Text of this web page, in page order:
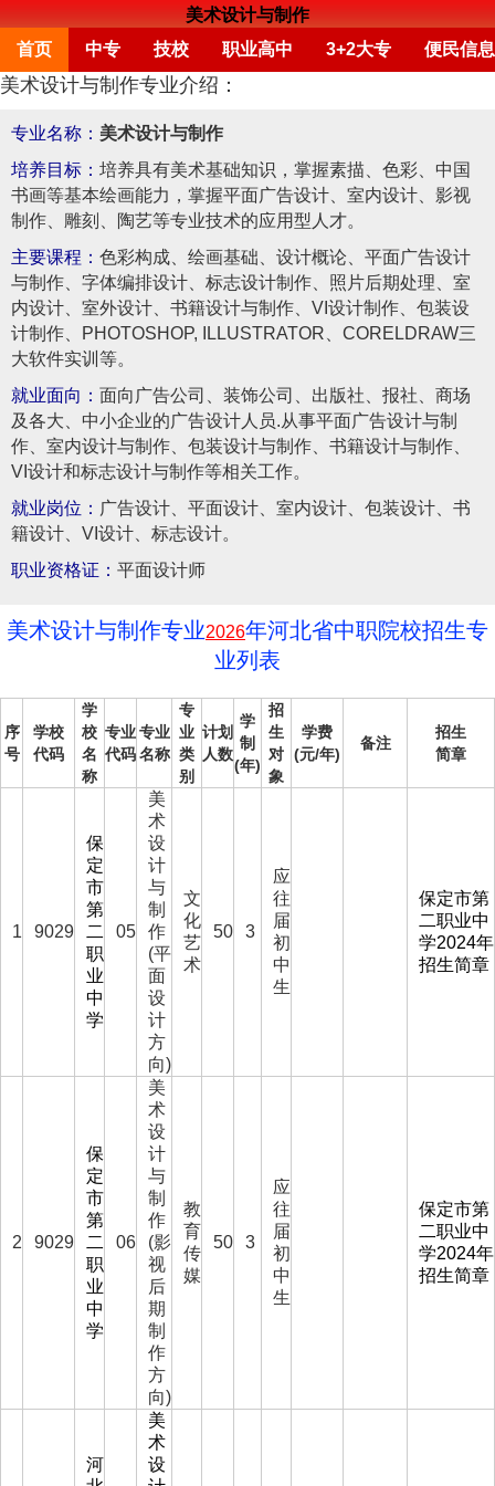
美术设计与制作
首页
中专 技校 职业高中 3+2大专 便民信息
美术设计与制作专业介绍：
专业名称： 美术设计与制作
培养目标： 培养具有美术基础知识，掌握素描、色彩、中国
书画等基本绘画能力，掌握平面广告设计、室内设计、影视
制作、雕刻、陶艺等专业技术的应用型人才。
主要课程： 色彩构成、绘画基础、设计概论、平面广告设计
与制作、字体编排设计、标志设计制作、照片后期处理、室
内设计、室外设计、书籍设计与制作、VI设计制作、包装设
计制作、PHOTOSHOP, ILLUSTRATOR、CORELDRAW三
大软件实训等。
就业面向： 面向广告公司、装饰公司、出版社、报社、商场
及各大、中小企业的广告设计人员.从事平面广告设计与制
作、室内设计与制作、包装设计与制作、书籍设计与制作、
VI设计和标志设计与制作等相关工作。
就业岗位： 广告设计、平面设计、室内设计、包装设计、书
籍设计、VI设计、标志设计。
职业资格证： 平面设计师
美术设计与制作专业2026年河北省中职院校招生专
业列表
序
号
学校
代码
学
校
名
称
专业
代码
专业
名称
专
业
类
别
计划
人数
学
制
(年)
招
生
对
象
学费
(元/年)
备注
招生
简章
1 9029
保
定
市
第
二
职
业
中
学
05
美
术
设
计
与
制
作
(平
面
设
计
方
向)
文
化
艺
术
50 3
应
往
届
初
中
生
保定市第
二职业中
学2024年
招生简章
2 9029
保
定
市
第
二
职
业
中
学
06
美
术
设
计
与
制
作
(影
视
后
期
制
作
方
向)
教
育
传
媒
50 3
应
往
届
初
中
生
保定市第
二职业中
学2024年
招生简章
河
美
术
设